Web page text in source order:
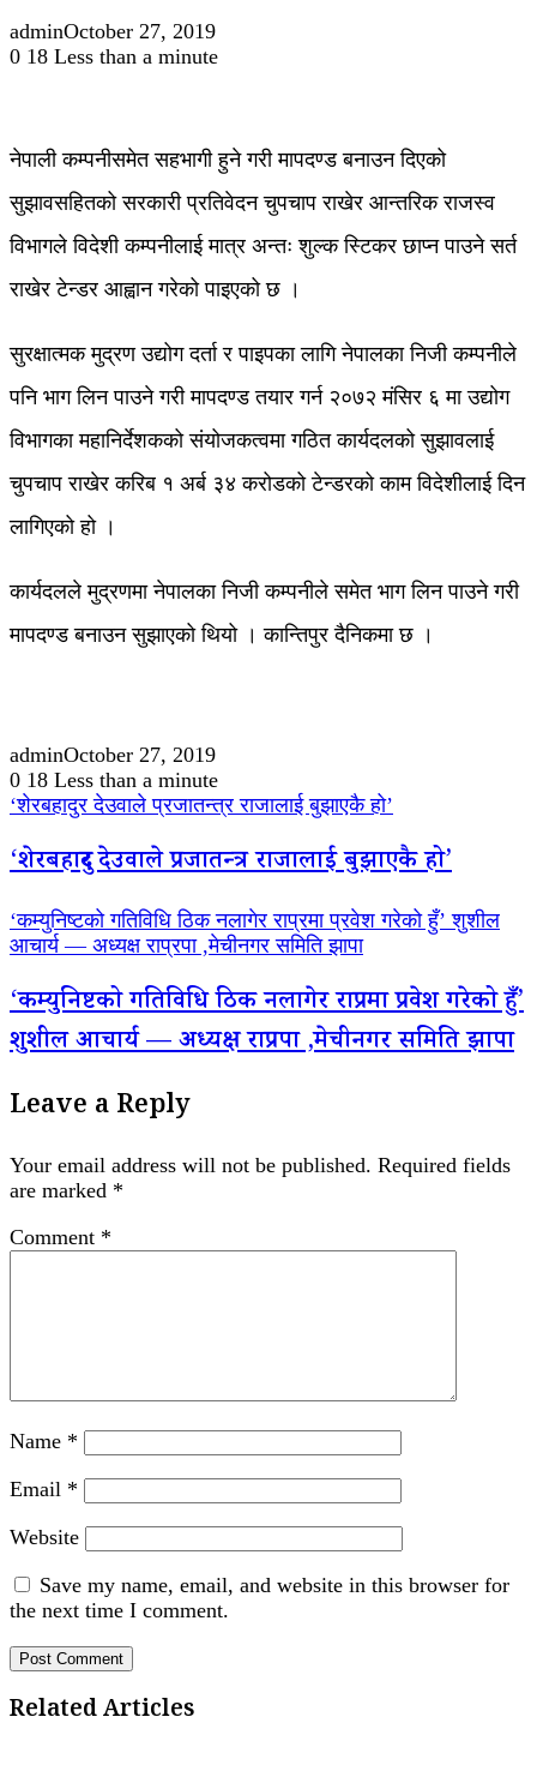
adminOctober 27, 2019
0 18 Less than a minute
नेपाली कम्पनीसमेत सहभागी हुने गरी मापदण्ड बनाउन दिएको
सुझावसहितको सरकारी प्रतिवेदन चुपचाप राखेर आन्तरिक राजस्व
विभागले विदेशी कम्पनीलाई मात्र अन्तः शुल्क स्टिकर छाप्न पाउने सर्त
राखेर टेन्डर आह्वान गरेको पाइएको छ ।
सुरक्षात्मक मुद्रण उद्योग दर्ता र पाइपका लागि नेपालका निजी कम्पनीले
पनि भाग लिन पाउने गरी मापदण्ड तयार गर्न २०७२ मंसिर ६ मा उद्योग
विभागका महानिर्देशकको संयोजकत्वमा गठित कार्यदलको सुझावलाई
चुपचाप राखेर करिब १ अर्ब ३४ करोडको टेन्डरको काम विदेशीलाई दिन
लागिएको हो ।
कार्यदलले मुद्रणमा नेपालका निजी कम्पनीले समेत भाग लिन पाउने गरी
मापदण्ड बनाउन सुझाएको थियो । कान्तिपुर दैनिकमा छ ।
adminOctober 27, 2019
0 18 Less than a minute
‘शेरबहादुर देउवाले प्रजातन्त्र राजालाई बुझाएकै हो’
‘शेरबहादुर देउवाले प्रजातन्त्र राजालाई बुझाएकै हो’
‘कम्युनिष्टको गतिविधि ठिक नलागेर राप्रमा प्रवेश गरेको हुँ’ शुशील
आचार्य — अध्यक्ष राप्रपा ,मेचीनगर समिति झापा
‘कम्युनिष्टको गतिविधि ठिक नलागेर राप्रमा प्रवेश गरेको हुँ’
शुशील आचार्य — अध्यक्ष राप्रपा ,मेचीनगर समिति झापा
Leave a Reply
Your email address will not be published. Required fields
are marked *
Comment *
Name *
Email *
Website
Save my name, email, and website in this browser for
the next time I comment.
Related Articles